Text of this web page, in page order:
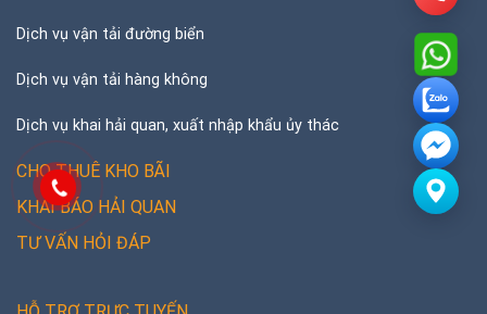
Dịch vụ vận tải đường biển
Dịch vụ vận tải hàng không
Dịch vụ khai hải quan, xuất nhập khẩu ủy thác
CHO THUÊ KHO BÃI
KHAI BÁO HẢI QUAN
TƯ VẤN HỎI ĐÁP